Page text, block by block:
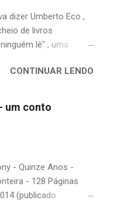
dizer Umberto Eco ,
de livros
lê" , uma
de clássicos da
somos forçados
na escola e
uma certa
livro ou autor
É surpreendente
visita a essas
maturidade, pode
CONTINUAR LENDO
um conto
- Quinze Anos -
- 128 Páginas
(publicado